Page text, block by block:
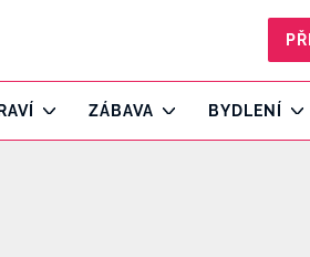
ZÁBAVA BYDLENÍ